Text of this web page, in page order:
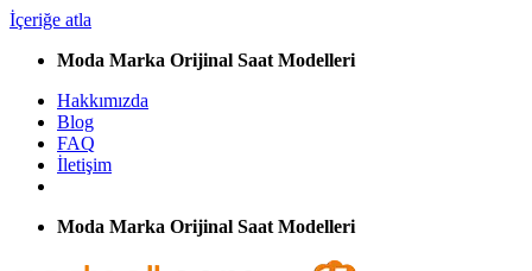
İçeriğe atla
Moda Marka Orijinal Saat Modelleri
Hakkımızda
Blog
FAQ
İletişim
Moda Marka Orijinal Saat Modelleri